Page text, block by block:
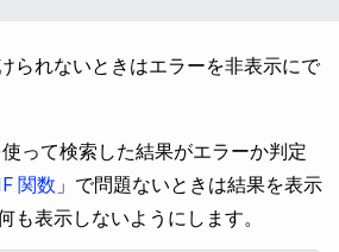
られないときはエラーを非表示にで
使って検索した結果がエラーか判定
IF 関数 」で問題ないときは結果を表示
も表示しないようにします。